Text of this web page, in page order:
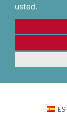
usted.
ES